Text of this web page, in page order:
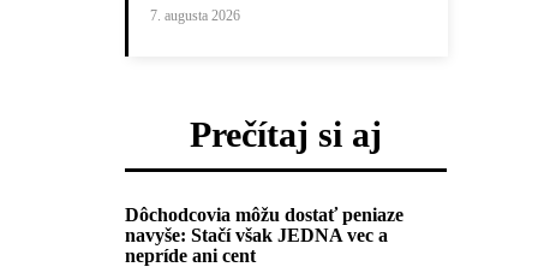
7. augusta 2026
Prečítaj si aj
Dôchodcovia môžu dostať peniaze
navyše: Stačí však JEDNA vec a
nepríde ani cent